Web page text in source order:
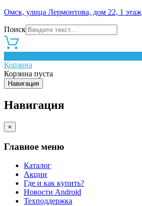
Омск, улица Лермонтова, дом 22, 1 этаж
Поиск
Корзина
Корзина пуста
Навигация
Навигация
×
Главное меню
Каталог
Акции
Где и как купить?
Новости Android
Техподдержка